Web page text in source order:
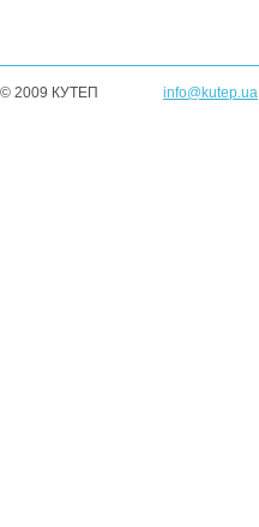
© 2009 КУТЕП info@kutep.ua